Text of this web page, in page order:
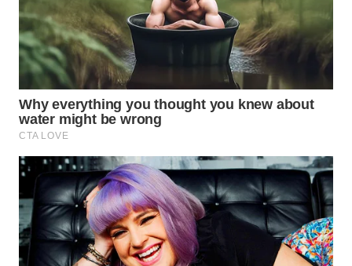
SOLO
WN
BOROBUDUR
WN
MADURA
WN
SURABAYA
WN
NATUNA